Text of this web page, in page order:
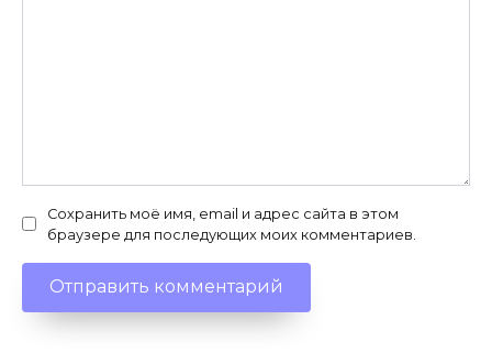
Сохранить моё имя, email и адрес сайта в этом
браузере для последующих моих комментариев.